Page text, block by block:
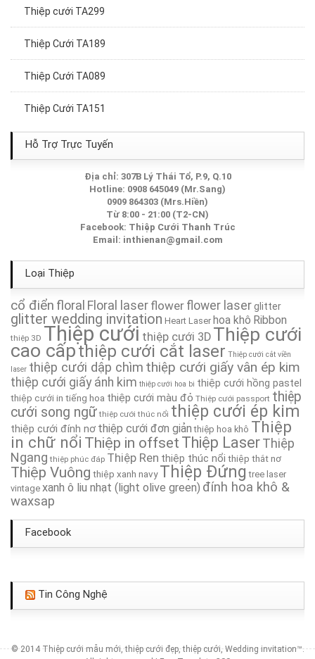
Thiệp Cưới TA264A
Thiệp Cưới TA205A
Thiệp Cưới TA178
Thiệp Cưới TA188
Thiệp Cưới TA180
Thiệp Cưới TA137
Thiệp Cưới TA287
Thiệp Cưới TA013
Thiệp Cưới TA118
Hỗ Trợ Trực Tuyến
Địa chỉ: 307B Lý Thái Tổ, P.9, Q.10
Hotline: 0908 645049 (Mr.Sang)
0909 864303 (Mrs.Hiền)
Từ 8:00 - 21:00 (T2-CN)
Facebook: Thiệp Cưới Thanh Trúc
Email: inthienan@gmail.com
Loại Thiệp
cổ điển floral Floral laser flower flower laserglitter
glitter wedding invitation Heart Laser hoa khô Ribbon
thiệp 3D Thiệp cưới thiệp cưới 3D Thiệp cưới
cao cấpthiệp cưới cắt laser Thiệp cưới cắt viền
laser thiệp cưới dập chìm thiệp cưới giấy vân ép kim
thiệp cưới giấy ánh kim thiệp cưới hoa bi thiệp cưới hồng pastel
thiệp cưới in tiếng hoa thiệp cưới màu đỏ Thiệp cưới passport thiệp
cưới song ngữ thiệp cưới thúc nổi thiệp cưới ép kim
thiệp cưới đính nơ thiệp cưới đơn giản thiệp hoa khô Thiệp
in chữ nổi Thiệp in offset Thiệp LaserThiệp
Ngang thiệp phúc đáp Thiệp Ren thiệp thúc nổi thiệp thắt nơ
Thiệp Vuông thiệp xanh navy Thiệp Đứng tree laser
vintage xanh ô liu nhạt (light olive green) đính hoa khô &
waxsap
Facebook
Tin Công Nghệ
© 2014Thiệp cưới mẫu mới, thiệp cưới đẹp, thiệp cưới, Wedding invitation™.